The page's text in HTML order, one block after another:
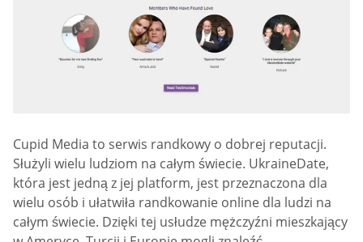
Cupid Media to serwis randkowy o dobrej reputacji.
Służyli wielu ludziom na całym świecie. UkraineDate,
która jest jedną z jej platform, jest przeznaczona dla
wielu osób i ułatwiła randkowanie online dla ludzi na
całym świecie. Dzięki tej usłudze mężczyźni mieszkający